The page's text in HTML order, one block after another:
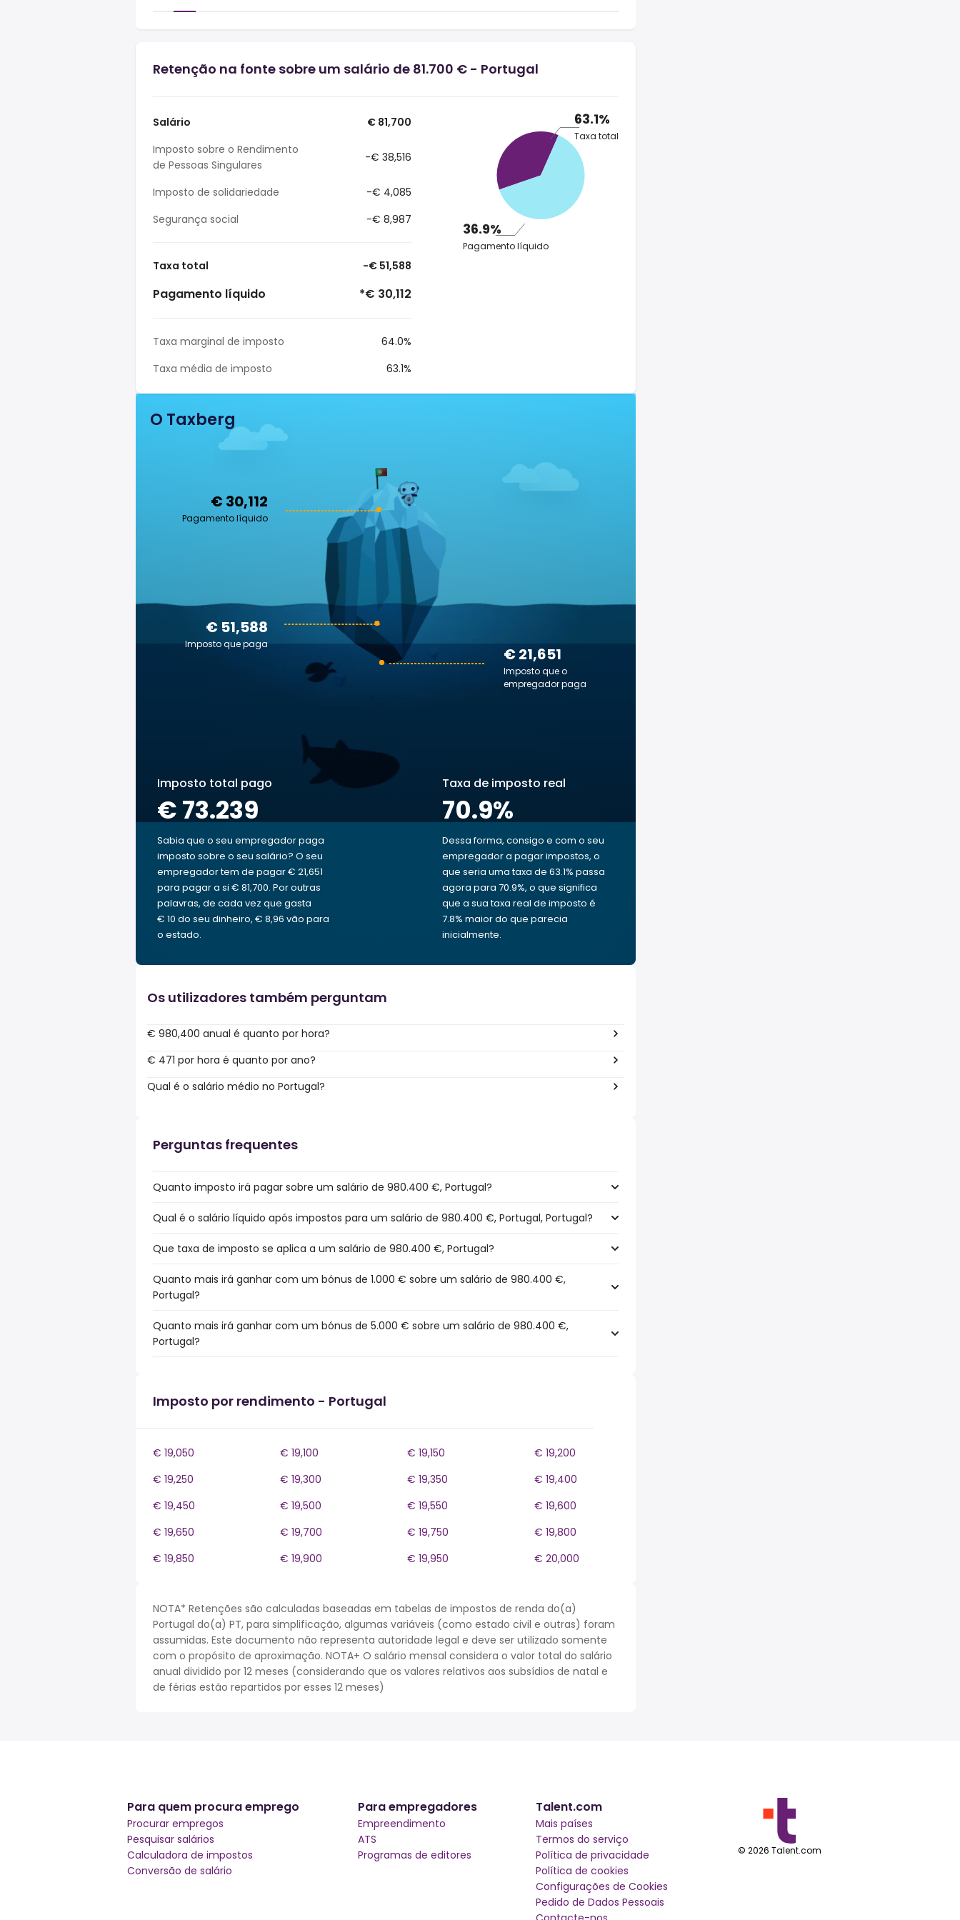
Retenção na fonte sobre um salário de 81.700 € - Portugal
Salário
€ 81,700
Imposto sobre o Rendimento
de Pessoas Singulares
-€ 38,516
Imposto de solidariedade
-€ 4,085
Segurança social
-€ 8,987
Taxa total -€ 51,588
Pagamento líquido *€ 30,112
Taxa marginal de imposto
64.0%
Taxa média de imposto
63.1%
63.1%
Taxa total
36.9%
Pagamento líquido
O Taxberg
€ 30,112
Pagamento líquido
€ 21,651
Imposto que o
empregador paga
€ 51,588
Imposto que paga
Imposto total pago
€ 73.239
Sabia que o seu empregador paga
imposto sobre o seu salário? O seu
empregador tem de pagar € 21,651
para pagar a si € 81,700. Por outras
palavras, de cada vez que gasta
€ 10 do seu dinheiro, € 8,96 vão para
o estado.
Taxa de imposto real
70.9%
Dessa forma, consigo e com o seu
empregador a pagar impostos, o
que seria uma taxa de 63.1% passa
agora para 70.9%, o que significa
que a sua taxa real de imposto é
7.8% maior do que parecia
inicialmente.
Os utilizadores também perguntam
€ 980,400 anual é quanto por hora?
€ 471 por hora é quanto por ano?
Qual é o salário médio no Portugal?
Perguntas frequentes
Quanto imposto irá pagar sobre um salário de 980.400 €, Portugal?
Qual é o salário líquido após impostos para um salário de 980.400 €, Portugal, Portugal?
Que taxa de imposto se aplica a um salário de 980.400 €, Portugal?
Quanto mais irá ganhar com um bónus de 1.000 € sobre um salário de 980.400 €,
Portugal?
Quanto mais irá ganhar com um bónus de 5.000 € sobre um salário de 980.400 €,
Portugal?
Imposto por rendimento - Portugal
€ 19,050 € 19,100 € 19,150
€ 19,200
€ 19,250
€ 19,300 € 19,350
€ 19,400
€ 19,450
€ 19,500 € 19,550
€ 19,600
€ 19,650
€ 19,700 € 19,750
€ 19,800
€ 19,850
€ 19,900 € 19,950 € 20,000
NOTA* Retenções são calculadas baseadas em tabelas de impostos de renda do(a)
Portugal do(a) PT, para simplificação, algumas variáveis (como estado civil e outras) foram
assumidas. Este documento não representa autoridade legal e deve ser utilizado somente
com o propósito de aproximação. NOTA+ O salário mensal considera o valor total do salário
anual dividido por 12 meses (considerando que os valores relativos aos subsídios de natal e
de férias estão repartidos por esses 12 meses)
Para quem procura emprego
Procurar empregos
Pesquisar salários
Calculadora de impostos
Conversão de salário
Para empregadores
Empreendimento
ATS
Programas de editores
Talent.com
Mais países
Termos do serviço
Política de privacidade
Política de cookies
Configurações de Cookies
Pedido de Dados Pessoais
© 2026 Talent.com